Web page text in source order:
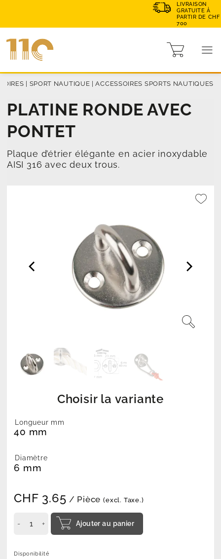
LIVRAISON
GRATUITE À
PARTIR DE CHF
700
SPORT NAUTIQUE |ACCESSOIRES SPORTS NAUTIQUES
PLATINE RONDE AVEC
PONTET
Plaque d’étrier élégante en acier inoxydable
AISI 316 avec deux trous.
Choisir la variante
Longueur mm
40 mm
Diamètre
6 mm
CHF 3.65 / Pièce (excl. Taxe.)
Ajouter au panier
Disponibilité